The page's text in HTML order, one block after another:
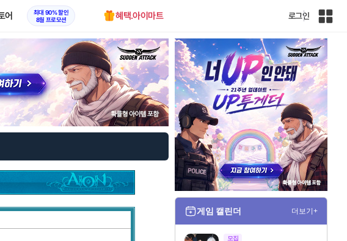
어
최대 90% 할인
8월 프로모션
혜택.아이마트 로그인
인
전
사
이
트
게임 캘린더 더보기+
모집